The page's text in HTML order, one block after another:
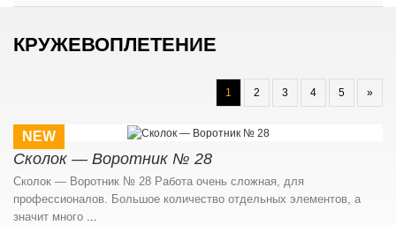
КРУЖЕВОПЛЕТЕНИЕ
1 2 3 4 5 »
NEW
Сколок — Воротник № 28
Сколок — Воротник № 28 Работа очень сложная, для
профессионалов. Большое количество отдельных элементов, а
значит много